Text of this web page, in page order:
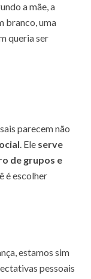
a mãe, a
branco, uma
queria ser
parecem não
. Ele serve
de grupos e
é escolher
estamos sim
pessoais